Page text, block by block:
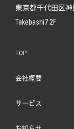
東京都千代田区神
Takebashi7 2F
TOP
会社概要
サービス